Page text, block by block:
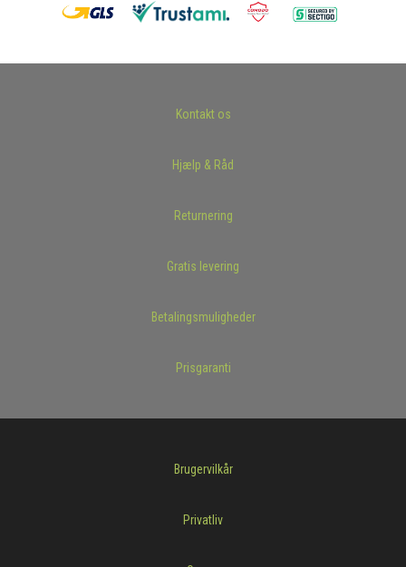
Kontakt os
Hjælp & Råd
Returnering
Gratis levering
Betalingsmuligheder
Prisgaranti
Brugervilkår
Privatliv